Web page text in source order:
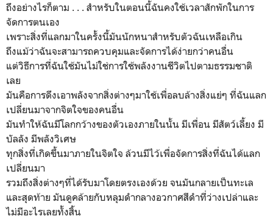
ถึงอย่างไรก็ตาม . . . สำหรับในตอนนี้ฉันคงใช้เวลาสักพักในการ
จัดการตนเอง
เพราะสิ่งที่แลกมาในครั้งนี้มันนักหนาสำหรับตัวฉันเหลือเกิน
ถึงแม้ว่าฉันจะสามารถควบคุมและจัดการได้ง่ายกว่าคนอื่น
แต่วิธีการที่ฉันใช้มันไม่ใช่การใช้พลังงานชีวิตไปตามธรรมชาติ
เลย
มันคือการดึงเอาพลังจากสิ่งต่างๆมาใช้เพื่อลบล้างสิ่งแย่ๆ ที่ฉันแลก
เปลี่ยนมาจากจิตใจของคนอื่น
มันทำให้ฉันมีโลกกว้างของตัวเองภายในนั้น มีเพื่อน มีสัตว์เลี้ยง มี
บัลลัง มีพลังวิเศษ
ทุกสิ่งที่เกิดขึ้นมาภายในจิตใจ ล้วนมีไว้เพื่อจัดการสิ่งที่ฉันได้แลก
เปลี่ยนมา
รวมถึงสิ่งต่างๆที่ได้รับมาโดยตรงเองด้วย จนมันกลายเป็นทะเล
และสุดท้าย มันดูคล้ายกับหลุมดำกลางอวกาศสีดำที่ว่างเปล่าและ
ไม่มีอะไรเลยทั้งสิ้น